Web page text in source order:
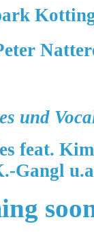
und
feat.
Gangl